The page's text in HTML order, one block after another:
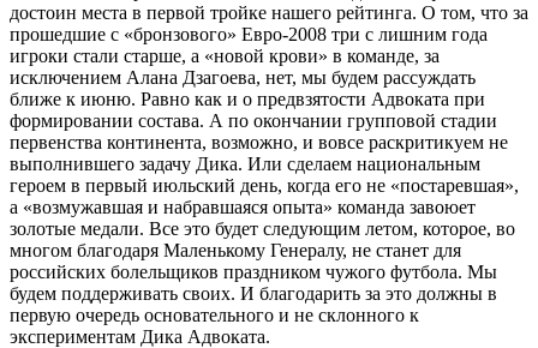
достоин места в первой тройке нашего рейтинга. О том, что за
прошедшие с «бронзового» Евро-2008 три с лишним года
игроки стали старше, а «новой крови» в команде, за
исключением Алана Дзагоева, нет, мы будем рассуждать
ближе к июню. Равно как и о предвзятости Адвоката при
формировании состава. А по окончании групповой стадии
первенства континента, возможно, и вовсе раскритикуем не
выполнившего задачу Дика. Или сделаем национальным
героем в первый июльский день, когда его не «постаревшая»,
а «возмужавшая и набравшаяся опыта» команда завоюет
золотые медали. Все это будет следующим летом, которое, во
многом благодаря Маленькому Генералу, не станет для
российских болельщиков праздником чужого футбола. Мы
будем поддерживать своих. И благодарить за это должны в
первую очередь основательного и не склонного к
экспериментам Дика Адвоката.